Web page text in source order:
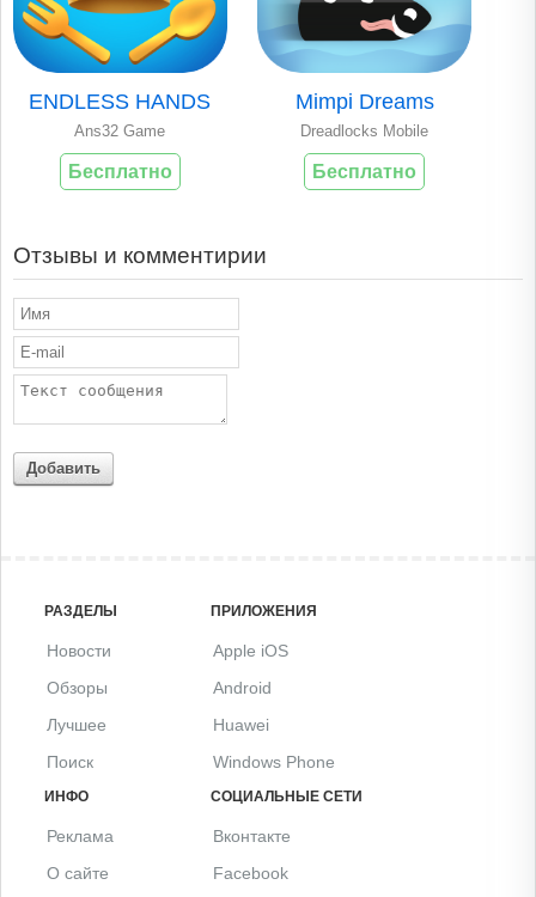
ENDLESS HANDS
Ans32 Game
Бесплатно
Mimpi Dreams
Dreadlocks Mobile
Бесплатно
Отзывы и комментирии
Добавить
РАЗДЕЛЫ
Новости
Обзоры
Лучшее
Поиск
ПРИЛОЖЕНИЯ
Apple iOS
Android
Huawei
Windows Phone
ИНФО
Реклама
О сайте
СОЦИАЛЬНЫЕ СЕТИ
Вконтакте
Facebook